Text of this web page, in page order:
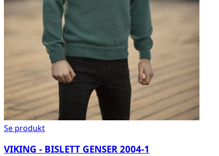
Se produkt
VIKING - BISLETT GENSER 2004-1